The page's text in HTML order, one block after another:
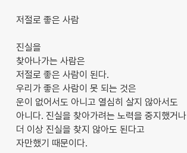
저절로 좋은 사람
진실을
찾아나가는 사람은
저절로 좋은 사람이 된다.
우리가 좋은 사람이 못 되는 것은
운이 없어서도 아니고 열심히 살지 않아서도
아니다. 진실을 찾아가려는 노력을 중지했거나
더 이상 진실을 찾지 않아도 된다고
자만했기 때문이다.